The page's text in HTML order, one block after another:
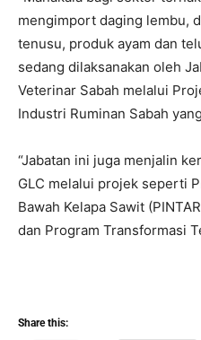
mengimport daging lembu,
tenusu, produk ayam dan
sedang dilaksanakan oleh
Veterinar Sabah melalui
Industri Ruminan Sabah
“Jabatan ini juga menjalin
GLC melalui projek seperti
Bawah Kelapa Sawit
dan Program Transformasi
Share this: